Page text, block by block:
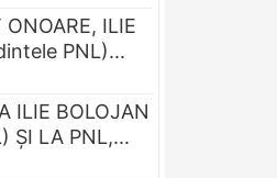
ONOARE, ILIE
PNL)...
ILIE BOLOJAN
ŞI LA PNL,...